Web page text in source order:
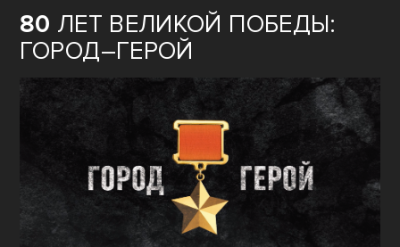
80 ЛЕТ ВЕЛИКОЙ ПОБЕДЫ:
ГОРОД–ГЕРОЙ